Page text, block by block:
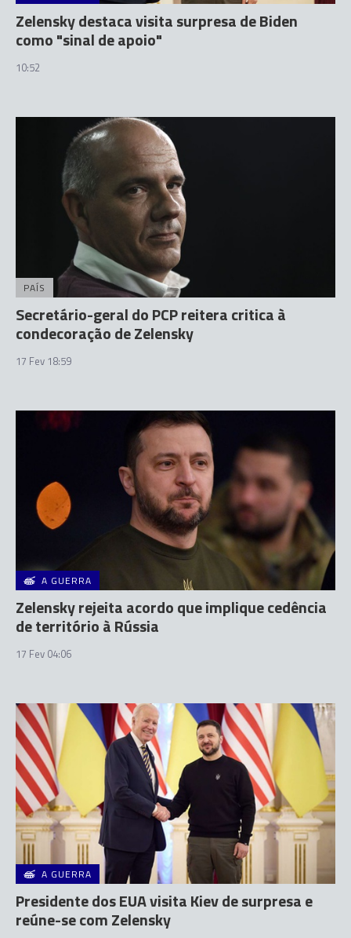
Zelensky destaca visita surpresa de Biden
como "sinal de apoio"
10:52
PAÍS
Secretário-geral do PCP reitera critica à
condecoração de Zelensky
17 Fev 18:59
A GUERRA
Zelensky rejeita acordo que implique cedência
de território à Rússia
17 Fev 04:06
A GUERRA
Presidente dos EUA visita Kiev de surpresa e
reúne-se com Zelensky